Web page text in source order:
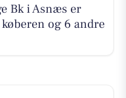
Bk i Asnæs er
og 6 andre